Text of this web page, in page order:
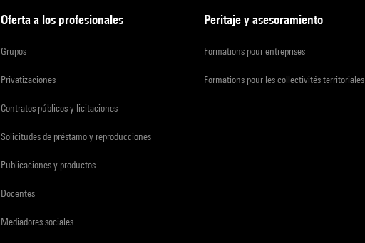
Oferta a los profesionales
Grupos
Privatizaciones
Contratos públicos y licitaciones
Solicitudes de préstamo y reproducciones
Publicaciones y productos
Docentes
Mediadores sociales
Peritaje y asesoramiento
Formations pour entreprises
Formations pour les collectivités territoriales